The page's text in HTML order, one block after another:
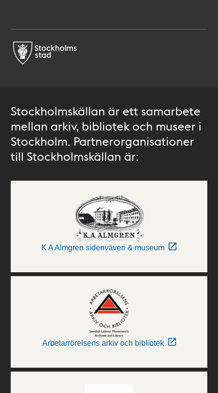
Stockholmskällan är ett samarbete
mellan arkiv, bibliotek och museer i
Stockholm. Partnerorganisationer
till Stockholmskällan är:
K A Almgren sidenväveri & museum
Arbetarrörelsens arkiv och bibliotek